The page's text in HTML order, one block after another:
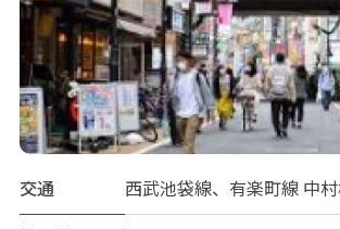
交通
西武池袋線、有楽町線 中